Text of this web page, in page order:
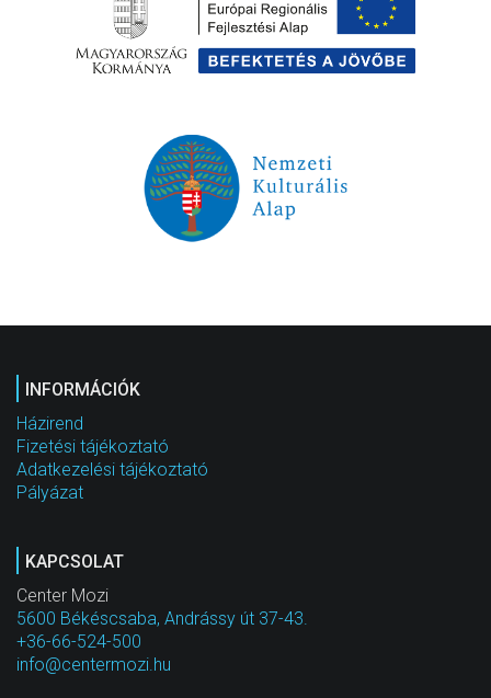
INFORMÁCIÓK
Házirend
Fizetési tájékoztató
Adatkezelési tájékoztató
Pályázat
KAPCSOLAT
Center Mozi
5600 Békéscsaba, Andrássy út 37-43.
+36-66-524-500
info@centermozi.hu